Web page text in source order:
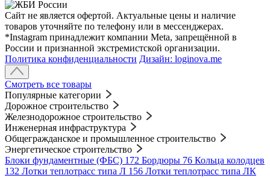
Сайт не является офертой. Актуальные цены и наличие
товаров уточняйте по телефону или в мессенджерах.
*Instagram принадлежит компании Meta, запрещённой в
России и признанной экстремистской организации.
Политика конфиденциальности Дизайн: loginova.me
Смотреть все товары
Популярные категории
Дорожное строительство
Железнодорожное строительство
Инженерная инфраструктура
Общегражданское и промышленное строительство
Энергетическое строительство
Блоки фундаментные (ФБС) 172 Бордюры 76 Кольца колодцев
132 Лотки теплотрасс типа Л 156 Лотки теплотрасс типа ЛК